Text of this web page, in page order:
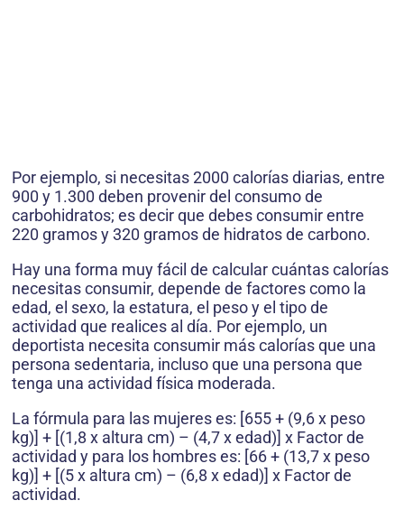
Por ejemplo, si necesitas 2000 calorías diarias, entre
900 y 1.300 deben provenir del consumo de
carbohidratos; es decir que debes consumir entre
220 gramos y 320 gramos de hidratos de carbono.
Hay una forma muy fácil de calcular cuántas calorías
necesitas consumir, depende de factores como la
edad, el sexo, la estatura, el peso y el tipo de
actividad que realices al día. Por ejemplo, un
deportista necesita consumir más calorías que una
persona sedentaria, incluso que una persona que
tenga una actividad física moderada.
La fórmula para las mujeres es: [655 + (9,6 x peso
kg)] + [(1,8 x altura cm) – (4,7 x edad)] x Factor de
actividad y para los hombres es: [66 + (13,7 x peso
kg)] + [(5 x altura cm) – (6,8 x edad)] x Factor de
actividad.